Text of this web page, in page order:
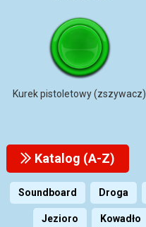
Kurek pistoletowy (zszywacz)
Katalog (A-Z)
Soundboard Droga
Jezioro Kowadło